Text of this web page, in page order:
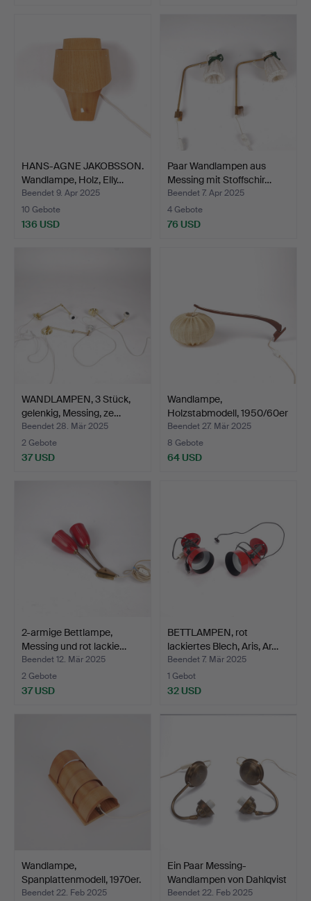
HANS-AGNE JAKOBSSON.
Wandlampe, Holz, Elly…
Beendet 9. Apr 2025
10 Gebote
136 USD
Paar Wandlampen aus
Messing mit Stoffschir…
Beendet 7. Apr 2025
4 Gebote
76 USD
WANDLAMPEN, 3 Stück,
gelenkig, Messing, ze…
Beendet 28. Mär 2025
2 Gebote
37 USD
Wandlampe,
Holzstabmodell, 1950/60er
Jahre.
Beendet 27. Mär 2025
8 Gebote
64 USD
2-armige Bettlampe,
Messing und rot lackie…
Beendet 12. Mär 2025
2 Gebote
37 USD
BETTLAMPEN, rot
lackiertes Blech, Aris, Ar…
Beendet 7. Mär 2025
1 Gebot
32 USD
Wandlampe,
Spanplattenmodell, 1970er.
Beendet 22. Feb 2025
Ein Paar Messing-
Wandlampen von Dahlqvist
…
Beendet 22. Feb 2025